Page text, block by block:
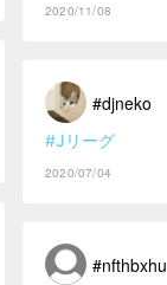
2020/11/08
#djneko
#Jリーグ
2020/07/04
#nfthbxhu